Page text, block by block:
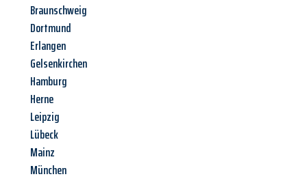
Braunschweig
Dortmund
Erlangen
Gelsenkirchen
Hamburg
Herne
Leipzig
Lübeck
Mainz
München